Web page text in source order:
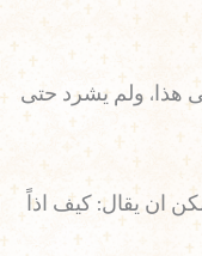
هذا، ولم يشرد حتى
ان يقال: كيف اذاً